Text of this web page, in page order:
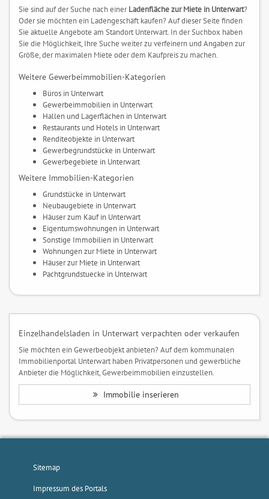
Sie sind auf der Suche nach einerLadenfläche zur Miete in Unterwart?
Oder sie möchten ein Ladengeschäft kaufen? Auf dieser Seite finden
Sie aktuelle Angebote am Standort Unterwart. In der Suchbox haben
Sie die Möglichkeit, Ihre Suche weiter zu verfeinern und Angaben zur
Größe, der maximalen Miete oder dem Kaufpreis zu machen.
Weitere Gewerbeimmobilien-Kategorien
Büros in Unterwart
Gewerbeimmobilien in Unterwart
Hallen und Lagerflächen in Unterwart
Restaurants und Hotels in Unterwart
Renditeobjekte in Unterwart
Gewerbegrundstücke in Unterwart
Gewerbegebiete in Unterwart
Weitere Immobilien-Kategorien
Grundstücke in Unterwart
Neubaugebiete in Unterwart
Häuser zum Kauf in Unterwart
Eigentumswohnungen in Unterwart
Sonstige Immobilien in Unterwart
Wohnungen zur Miete in Unterwart
Häuser zur Miete in Unterwart
Pachtgrundstuecke in Unterwart
Einzelhandelsladen in Unterwart verpachten oder verkaufen
Sie möchten ein Gewerbeobjekt anbieten? Auf dem kommunalen
Immobilienportal Unterwart haben Privatpersonen und gewerbliche
Anbieter die Möglichkeit, Gewerbeimmobilien einzustellen.
Immobilie inserieren
Sitemap
Impressum des Portals